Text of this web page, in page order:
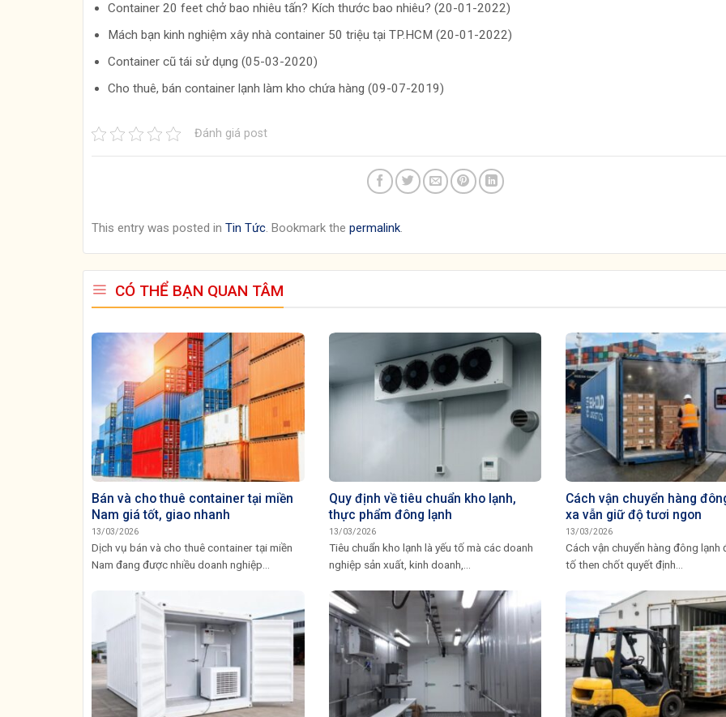
Container 20 feet chở bao nhiêu tấn? Kích thước bao nhiêu? (20-01-2022)
Mách bạn kinh nghiệm xây nhà container 50 triệu tại TP.HCM (20-01-2022)
Container cũ tái sử dụng (05-03-2020)
Cho thuê, bán container lạnh làm kho chứa hàng (09-07-2019)
Đánh giá post
This entry was posted in Tin Tức. Bookmark the permalink.
CÓ THỂ BẠN QUAN TÂM
Bán và cho thuê container tại miền
Nam giá tốt, giao nhanh
13/03/2026
Dịch vụ bán và cho thuê container tại miền
Nam đang được nhiều doanh nghiệp...
Quy định về tiêu chuẩn kho lạnh,
thực phẩm đông lạnh
13/03/2026
Tiêu chuẩn kho lạnh là yếu tố mà các doanh
nghiệp sản xuất, kinh doanh,...
Cách vận chuyển hàng
xa vẫn giữ độ tươi ngon
13/03/2026
Cách vận chuyển hàng đông lạnh
tố then chốt quyết định...